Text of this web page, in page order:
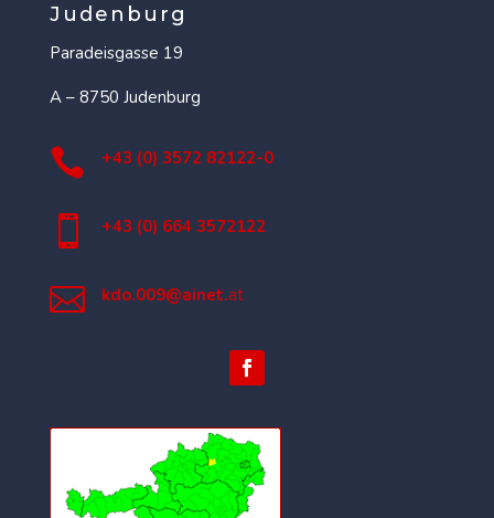
Judenburg
Paradeisgasse 19
A – 8750 Judenburg
 +43 (0) 3572 82122-0
 +43 (0) 664 3572122
 kdo.009@ainet.at